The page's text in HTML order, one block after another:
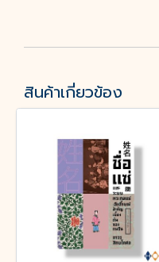
สินค้าเกี่ยวข้อง